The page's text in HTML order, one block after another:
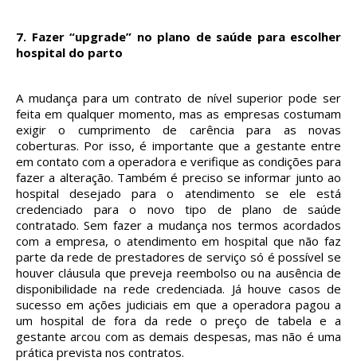
7. Fazer “upgrade” no plano de saúde para escolher
hospital do parto
A mudança para um contrato de nível superior pode ser
feita em qualquer momento, mas as empresas costumam
exigir o cumprimento de carência para as novas
coberturas. Por isso, é importante que a gestante entre
em contato com a operadora e verifique as condições para
fazer a alteração. Também é preciso se informar junto ao
hospital desejado para o atendimento se ele está
credenciado para o novo tipo de plano de saúde
contratado. Sem fazer a mudança nos termos acordados
com a empresa, o atendimento em hospital que não faz
parte da rede de prestadores de serviço só é possível se
houver cláusula que preveja reembolso ou na ausência de
disponibilidade na rede credenciada. Já houve casos de
sucesso em ações judiciais em que a operadora pagou a
um hospital de fora da rede o preço de tabela e a
gestante arcou com as demais despesas, mas não é uma
prática prevista nos contratos.